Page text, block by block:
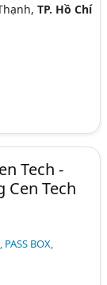
TP. Hồ Chí
Tech -
Cen Tech
BOX,